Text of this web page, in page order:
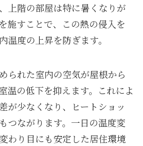
上階の部屋は特に暑くなりが
施すことで、この熱の侵入を
温度の上昇を防ぎます。
られた室内の空気が屋根から
温の低下を抑えます。これによ
が少なくなり、ヒートショッ
つながります。一日の温度変
わり目にも安定した居住環境